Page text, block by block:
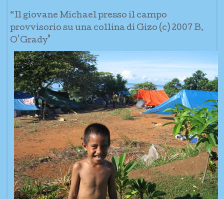
“Il giovane Michael presso il campo
provvisorio su una collina di Gizo (c) 2007 B.
O'Grady"